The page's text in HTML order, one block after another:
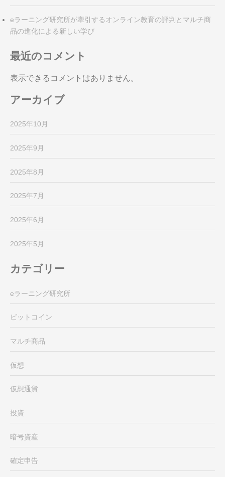
eラーニング研究所が牽引するオンライン教育の評判とマルチ商
品の進化による新しい学び
最近のコメント
表示できるコメントはありません。
アーカイブ
2025年10月
2025年9月
2025年8月
2025年7月
2025年6月
2025年5月
カテゴリー
eラーニング研究所
ビットコイン
マルチ商品
仮想
仮想通貨
投資
暗号資産
確定申告